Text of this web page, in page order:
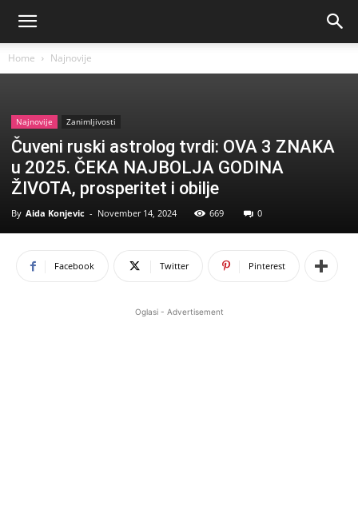
Home Najnovije
Najnovije Zanimljivosti
Čuveni ruski astrolog tvrdi: OVA 3 ZNAKA
u 2025. ČEKA NAJBOLJA GODINA
ŽIVOTA, prosperitet i obilje
By Aida Konjevic - November 14, 2024 669 0
Facebook Twitter Pinterest
Oglasi - Advertisement